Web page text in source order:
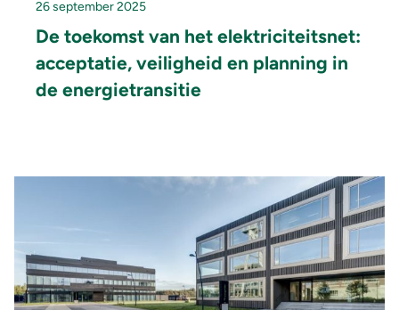
26 september 2025
De toekomst van het elektriciteitsnet:
acceptatie, veiligheid en planning in
de energietransitie